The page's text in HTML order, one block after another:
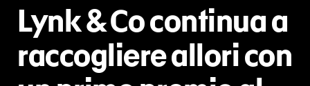
Lynk & Co continua a
raccogliere allori con